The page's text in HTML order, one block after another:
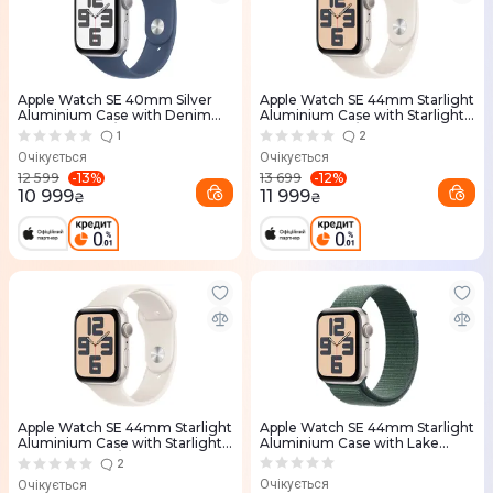
Apple Watch SE 40mm Silver
Aluminium Case with Denim
Sport Band - S/M1
Очікується
12 599 -13%
10 999₴
Apple Watch SE 44mm Starlight
Aluminium Case with Starlight
Sport Band - S/M
2
Очікується
13 699 -12%
11 999₴
Apple Watch SE 44mm Starlight
Aluminium Case with Starlight
Sport Band - M/L
2
Очікується
Apple Watch SE 44mm Starlight
Aluminium Case with Lake
Green Sport Loop
Очікується